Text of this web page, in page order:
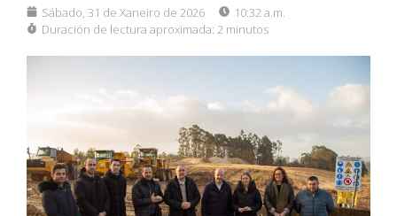
Sábado, 31 de Xaneiro de 2026
10:32 a.m.
Duración de lectura aproximada: 2 minutos